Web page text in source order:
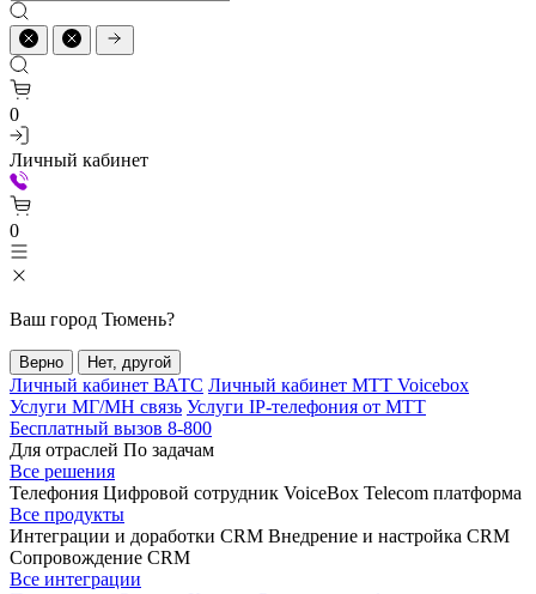
0
Личный кабинет
0
Ваш город Тюмень?
Верно Нет, другой
Личный кабинет ВАТС Личный кабинет МТТ Voicebox
Услуги МГ/МН связь Услуги IP-телефония от МТТ
Бесплатный вызов 8-800
Для отраслей По задачам
Все решения
Телефония Цифровой сотрудник VoiceBox Telecom платформа
Все продукты
Интеграции и доработки CRM Внедрение и настройка CRM
Сопровождение CRM
Все интеграции